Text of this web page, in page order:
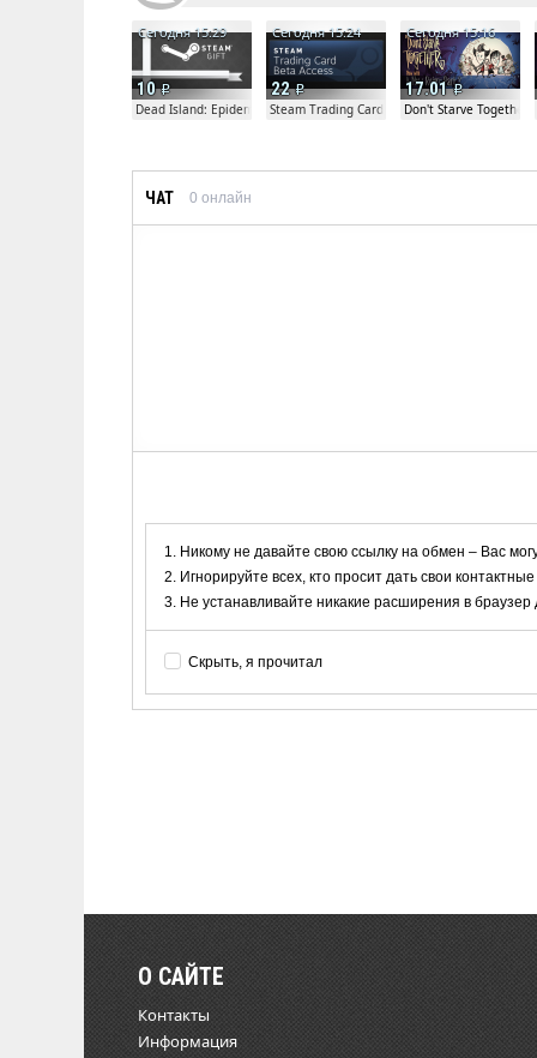
10
Сегодня 15:29
Dead Island: Epidemic Beta Gift
22
Сегодня 15:24
Steam Trading Card Beta
17.01
Сегодня 15:16
Don't Starve Together
ЧАТ 0 онлайн
Никому не давайте свою ссылку на обмен – Вас
Игнорируйте всех, кто просит дать свои
Не устанавливайте никакие расширения в
Скрыть, я прочитал
О САЙТЕ
Контакты
Информация